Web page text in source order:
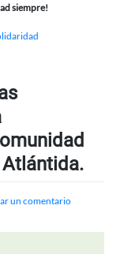
siempre!
Atlántida.
un comentarioen